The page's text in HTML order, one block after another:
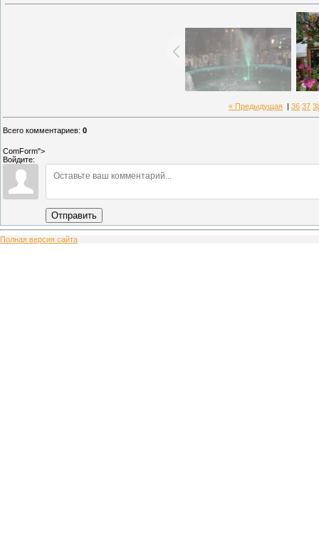
« Предыдущая 36 37
Всего комментариев: 0
ComForm">
Войдите:
Отправить
Полная версия сайта